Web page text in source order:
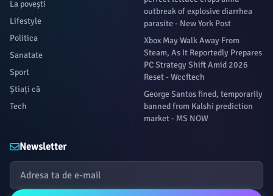
La povești
Lifestyle
Politica
Sanatate
Sport
Știați că
Tech
outbreak of explosive diarrhea
parasite - New York Post
Xbox May Walk Away From
Steam, As It Reportedly Prepares
PC Strategy Shift Amid 2026
Reset - Wccftech
George Santos fined, temporarily
banned from Kalshi prediction
market - MS NOW
Newsletter